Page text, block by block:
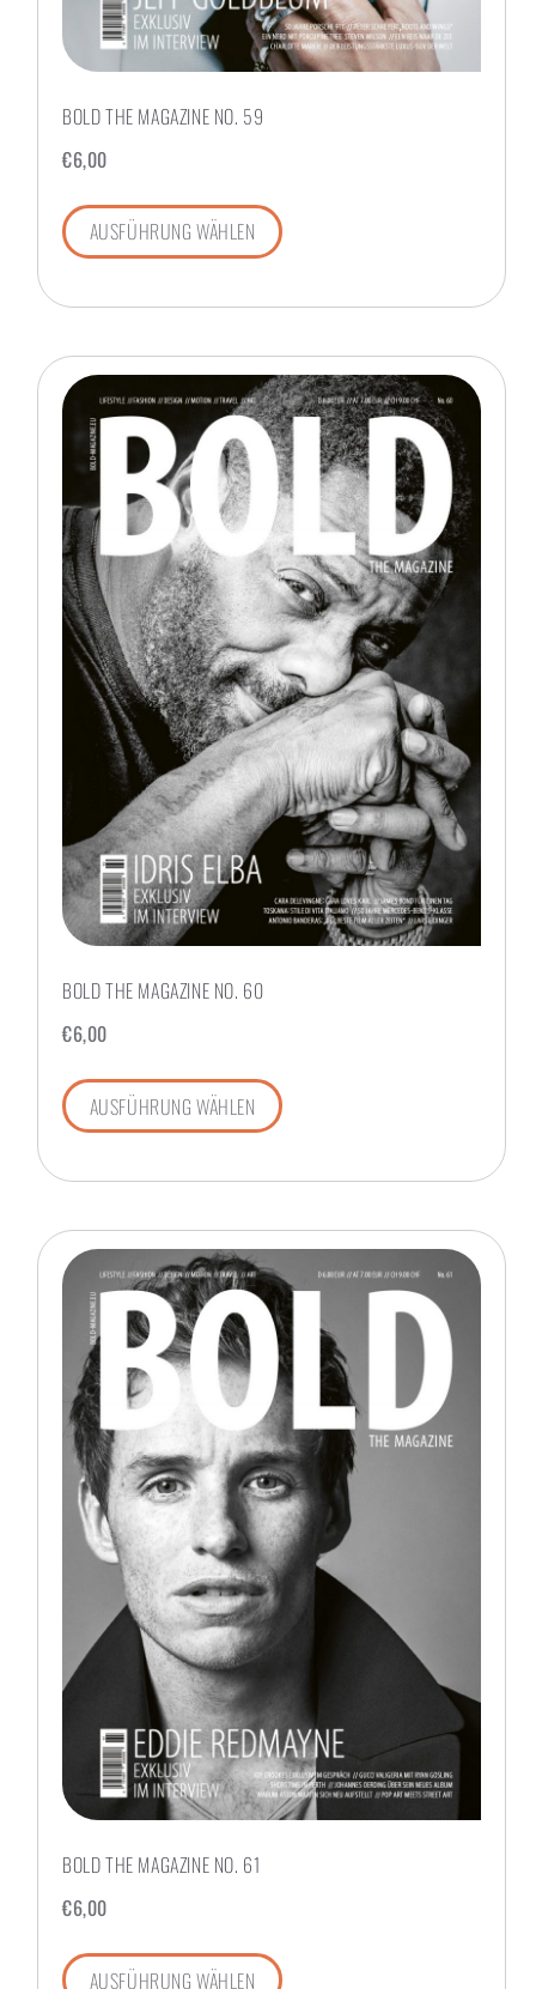
BOLD THE MAGAZINE NO. 59
€6,00
AUSFÜHRUNG WÄHLEN
BOLD THE MAGAZINE NO. 60
€6,00
AUSFÜHRUNG WÄHLEN
BOLD THE MAGAZINE NO. 61
€6,00
AUSFÜHRUNG WÄHLEN